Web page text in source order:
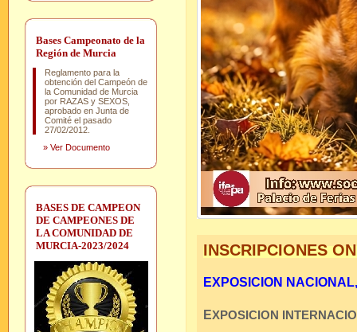
Bases Campeonato de la
Región de Murcia
Reglamento para la
obtención del Campeón de
la Comunidad de Murcia
por RAZAS y SEXOS,
aprobado en Junta de
Comité el pasado
27/02/2012.
» Ver Documento
BASES DE CAMPEON
DE CAMPEONES DE
LA COMUNIDAD DE
MURCIA-2023/2024
INSCRIPCIONES
EXPOSICION
EXPOSICION